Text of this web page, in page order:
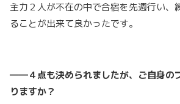
主力２人が不在の中で合宿を先週行い、
ることが出来て良かったです。
――４点も決められましたが、ご自身の
りますか？